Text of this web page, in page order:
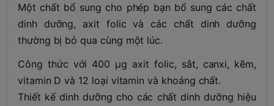
Một chất bổ sung cho phép bạn bổ sung các chất
dinh dưỡng, axit folic và các chất dinh dưỡng
thường bị bỏ qua cùng một lúc.
Công thức với 400 μg axit folic, sắt, canxi, kẽm,
vitamin D và 12 loại vitamin và khoáng chất.
Thiết kế dinh dưỡng cho các chất dinh dưỡng hiệu